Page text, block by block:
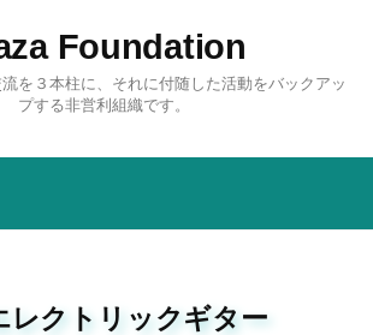
Foundation
を３本柱に、それに付随した活動をバックアッ
プする非営利組織です。
レクトリックギター